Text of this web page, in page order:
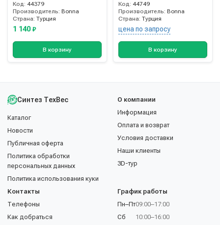
Код: 44379
Производитель: Bonna
Страна: Турция
1 140 ₽
В корзину
Код: 44749
Производитель: Bonna
Страна: Турция
цена по запросу
В корзину
Синтез ТехВес
Каталог
Новости
Публичная оферта
Политика обработки
персональных данных
Политика использования куки
О компании
Информация
Оплата и возврат
Условия доставки
Наши клиенты
3D-тур
Контакты
Телефоны
Как добраться
График работы
Пн–Пт
Сб
09:00–17:00
10:00–16:00